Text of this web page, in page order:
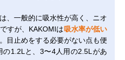
、一般的に吸水性が高く、ニオ
すが、KAKOMIは 吸水率が低い
目止めをする必要がない点も便
1.2Lと、3〜4人用の2.5Lがあ